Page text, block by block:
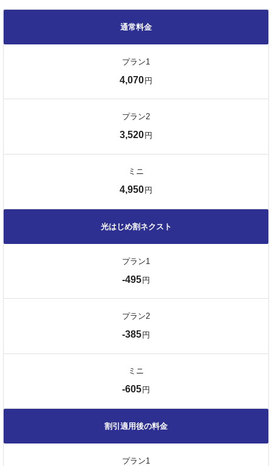
通常料金
プラン1
4,070 円
プラン2
3,520 円
ミニ
4,950 円
光はじめ割ネクスト
プラン1
-495 円
プラン2
-385 円
ミニ
-605 円
割引適用後の料金
プラン1